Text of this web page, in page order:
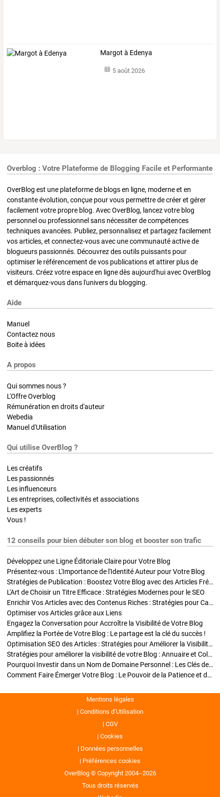
Margot à Edenya
5 août 2026
Overblog : Votre Plateforme de Blogging Facile et Performante
OverBlog est une plateforme de blogs en ligne, moderne et en
constante évolution, conçue pour vous permettre de créer et gérer
facilement votre propre blog. Avec OverBlog, lancez votre blog
personnel ou professionnel sans nécessiter de compétences
techniques avancées. Publiez, personnalisez et partagez facilement
vos articles, et connectez-vous avec une communauté active de
blogueurs passionnés. Découvrez des outils puissants pour
optimiser le référencement de vos publications et attirer plus de
visiteurs. Créez votre espace en ligne dès aujourd'hui avec OverBlog
et démarquez-vous dans l'univers du blogging.
Aide
Manuel
Contactez nous
Boite à idées
A propos
Qui sommes nous ?
L'Offre Overblog
Rémunération en droits d'auteur
Webedia
Manuel d'Utilisation
Qui utilise OverBlog ?
Les créatifs
Les passionnés
Les influenceurs
Les entreprises, collectivités et associations
Les experts
Vous !
12 conseils pour bien débuter son blog et booster son trafic
Développez une Ligne Éditoriale Claire pour Votre Blog
Présentez-vous : L'Importance de l'Identité Auteur pour Votre Blog
Stratégies de Publication : Boostez Votre Blog avec des Articles Fréquents et Exclusifs
L'Art de Choisir un Titre Efficace : Stratégies Modernes pour le SEO
Enrichir Vos Articles avec des Contenus Riches : Stratégies pour Captiver et Optimiser
Optimiser vos Articles grâce aux Liens
Engagez la Conversation pour Accroître la Visibilité de Votre Blog
Amplifiez la Portée de Votre Blog : Le partage est la clé du succès !
Optimisation SEO des Articles : Stratégies pour Améliorer la Visibilité de Votre Blog
Stratégies pour améliorer la visibilité de votre Blog : Annuaire et Collaborations
Pourquoi Investir dans un Nom de Domaine Personnel : Les Clés de la Réussite de Votre Blog
Comment Faire Émerger Votre Blog : Le Pouvoir de la Patience et de la Persévérance
Mentions légales
Conditions d’Utilisation
CGV
Cookies
Données personnelles
Préférences cookies
OverBlog © Copyright 2004--2026
Tous droits réservés